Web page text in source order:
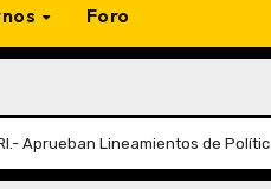
Foro
Aprueban Lineamientos de